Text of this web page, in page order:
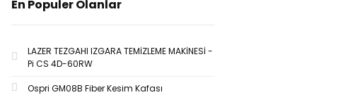
En Populer Olanlar
LAZER TEZGAHI IZGARA TEMİZLEME MAKİNESİ -
Pi CS 4D-60RW
Ospri GM08B Fiber Kesim Kafası